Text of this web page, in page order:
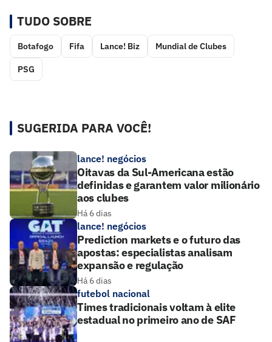
TUDO SOBRE
Botafogo Fifa Lance! Biz Mundial de Clubes
PSG
SUGERIDA PARA VOCÊ!
lance! negócios
Oitavas da Sul-Americana estão
definidas e garantem valor milionário
aos clubes
Há 6 dias
lance! negócios
Prediction markets e o futuro das
apostas: especialistas analisam
expansão e regulação
Há 6 dias
futebol nacional
Times tradicionais voltam à elite
estadual no primeiro ano de SAF